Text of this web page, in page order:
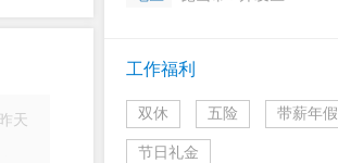
昨天
工作福利
双休 五险 带薪年假
节日礼金